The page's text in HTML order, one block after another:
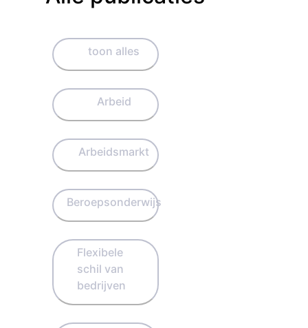
toon alles
Arbeid
Arbeidsmarkt
Beroepsonderwijs
Flexibele
schil van
bedrijven